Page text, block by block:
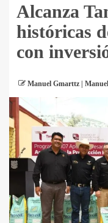
Alcanza
históricas
con
Manuel Gmarttz |